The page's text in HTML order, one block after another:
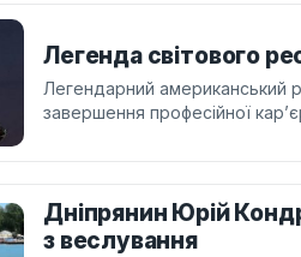
Легенда світового
Легендарний американський
завершення професійної
Дніпрянин Юрій
з веслування